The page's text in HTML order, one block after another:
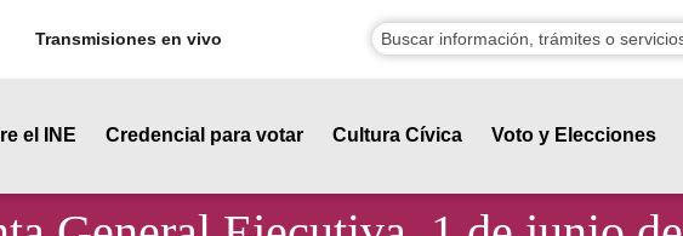
Transmisiones en vivo
el INE Credencial para votar Cultura Cívica Voto y Elecciones